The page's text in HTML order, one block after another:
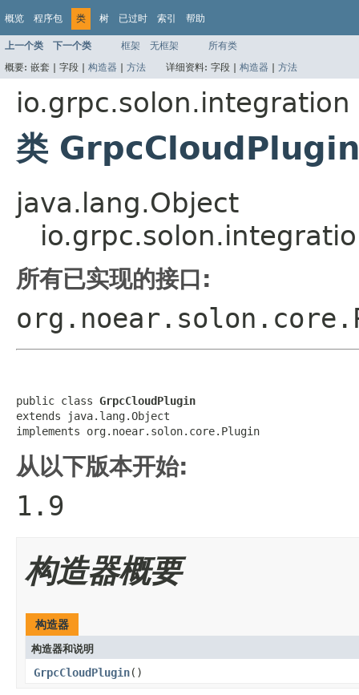
概览 程序包 类 树 已过时 索引 帮助
上一个类 下一个类 框架 无框架
所有类
概要: 嵌套 | 字段 | 构造器 | 方法 详细资料: 字段 | 构造器 | 方法
io.grpc.solon.integration
类 GrpcCloudPlugin
java.lang.Object
所有已实现的接口:
public class GrpcCloudPlugin
extends java.lang.Object
implements org.noear.solon.core.Plugin
从以下版本开始:
1.9
构造器概要
构造器
构造器和说明
GrpcCloudPlugin()